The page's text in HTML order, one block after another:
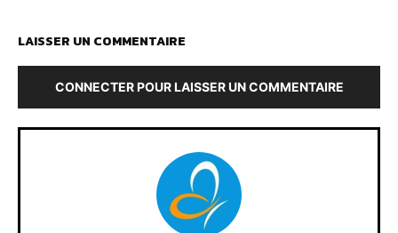
LAISSER UN COMMENTAIRE
CONNECTER POUR LAISSER UN COMMENTAIRE